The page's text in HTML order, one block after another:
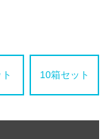
10箱セット